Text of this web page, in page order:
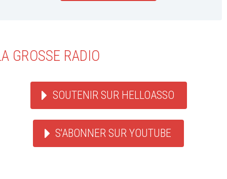
GROSSE RADIO
SOUTENIR SUR HELLOASSO
S'ABONNER SUR YOUTUBE